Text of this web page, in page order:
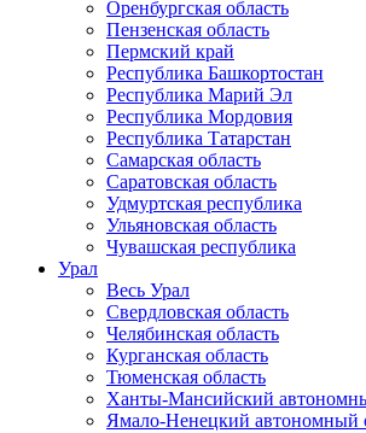
Оренбургская область
Пензенская область
Пермский край
Республика Башкортостан
Республика Марий Эл
Республика Мордовия
Республика Татарстан
Самарская область
Саратовская область
Удмуртская республика
Ульяновская область
Чувашская республика
Урал
Весь Урал
Свердловская область
Челябинская область
Курганская область
Тюменская область
Ханты-Мансийский
Ямало-Ненецкий автономный